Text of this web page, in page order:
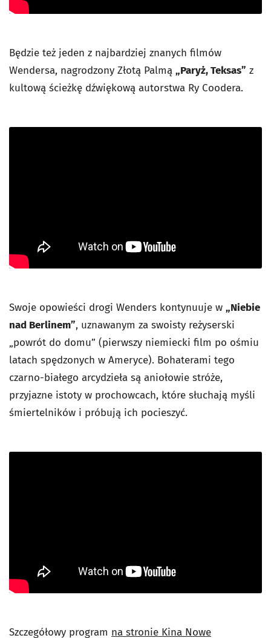
Będzie też jeden z najbardziej znanych filmów
Wendersa, nagrodzony Złotą Palmą „Paryż, Teksas” z
kultową ścieżkę dźwiękową autorstwa Ry Coodera.
Swoje opowieści drogi Wenders kontynuuje w „Niebie
nad Berlinem”, uznawanym za swoisty reżyserski
„powrót do domu” (pierwszy niemiecki film po ośmiu
latach spędzonych w Ameryce). Bohaterami tego
czarno-białego arcydzieła są aniołowie stróże,
przyjazne istoty w prochowcach, które słuchają myśli
śmiertelników i próbują ich pocieszyć.
Szczegółowy program na stronie Kina Nowe